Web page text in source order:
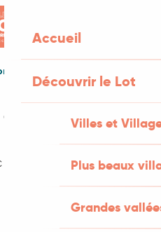
Accueil
Découvrir le Lot
Villes et
Plus beaux
Grandes
Gabie